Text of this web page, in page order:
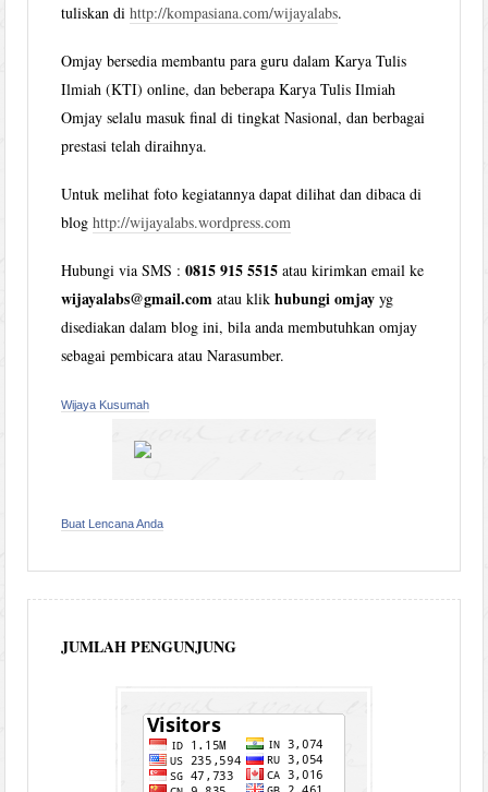
tuliskan dihttp://kompasiana.com/wijayalabs.
Omjay bersedia membantu para guru dalam Karya Tulis
Ilmiah (KTI) online, dan beberapa Karya Tulis Ilmiah
Omjay selalu masuk final di tingkat Nasional, dan berbagai
prestasi telah diraihnya.
Untuk melihat foto kegiatannya dapat dilihat dan dibaca di
bloghttp://wijayalabs.wordpress.com
Hubungi via SMS :0815 915 5515 atau kirimkan email ke
wijayalabs@gmail.com atau klikhubungi omjay yg
disediakan dalam blog ini, bila anda membutuhkan omjay
sebagai pembicara atau Narasumber.
Wijaya Kusumah
Buat Lencana Anda
JUMLAH PENGUNJUNG